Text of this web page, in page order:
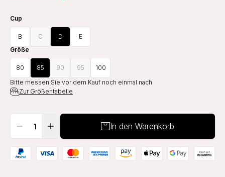
Cup
B C D
E
Größe
80 85 90 95
100
Bitte messen Sie vor dem Kauf noch einmal nach
Zur Größentabelle
In den Warenkorb